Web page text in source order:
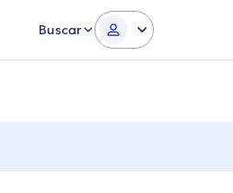
Buscar